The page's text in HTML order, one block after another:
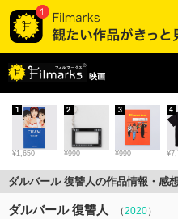
映画
¥1,650
1
¥990
2
¥990
3 4
ダルバール 復讐人の作品情報・感
ダルバール 復讐人 （2020）